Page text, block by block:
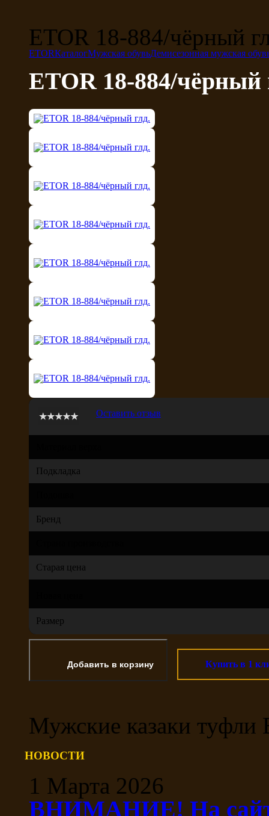
ETOR 18-884/чёрный
ETORКаталогМужская обувьДемисезонная мужская
ETOR 18-884/чёрный
Оставить отзыв
Подкладка
Бренд
Старая цена
Размер
Купить в 1
Мужские казаки туфли
НОВОСТИ
1 Марта 2026
ВНИМАНИЕ! На сайте